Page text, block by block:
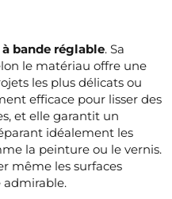
bande réglable. Sa
le matériau offre une
les plus délicats ou
efficace pour lisser des
et elle garantit un
idéalement les
la peinture ou le vernis.
même les surfaces
admirable.